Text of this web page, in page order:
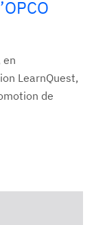
en
LearnQuest,
de